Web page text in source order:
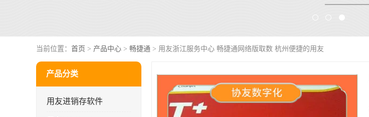
当前位置： 首页 > 产品中心 > 畅捷通 > 用友浙江服务中心 畅捷通网络版取数 杭州便捷的用友
产品分类
用友进销存软件